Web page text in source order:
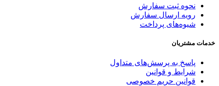
نحوه ثبت سفارش
رویه ارسال سفارش
شیوه‌های پرداخت
خدمات مشتریان
پاسخ به پرسش‌های متداول
شرایط و قوانین
قوانین حریم خصوصی